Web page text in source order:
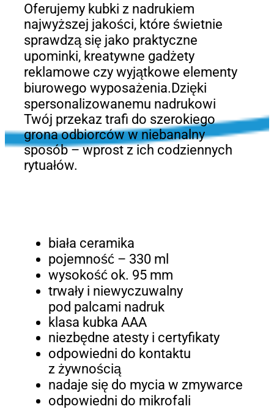
Oferujemy kubki z nadrukiem
najwyższej jakości, które świetnie
sprawdzą się jako praktyczne
upominki, kreatywne gadżety
reklamowe czy wyjątkowe elementy
biurowego wyposażenia.Dzięki
spersonalizowanemu nadrukowi
Twój przekaz trafi do szerokiego
grona odbiorców w niebanalny
sposób – wprost z ich codziennych
rytuałów.
biała ceramika
pojemność – 330 ml
wysokość ok. 95 mm
trwały i niewyczuwalny
pod palcami nadruk
klasa kubka AAA
niezbędne atesty i certyfikaty
odpowiedni do kontaktu
z żywnością
nadaje się do mycia w zmywarce
odpowiedni do mikrofali